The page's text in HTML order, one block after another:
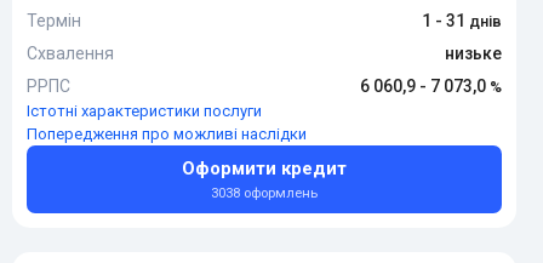
Термін
1 - 31
Схвалення
низьке
РРПС
6 060,9 - 7 073,0
Істотні характеристики послуги
Попередження про можливі наслідки
Оформити кредит
3038 оформлень